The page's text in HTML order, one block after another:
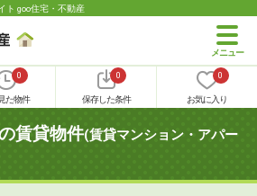
ト goo住宅・不動産
0
た物件
0
保存した条件
0
お気に入り
賃貸物件(賃貸マンション・アパー